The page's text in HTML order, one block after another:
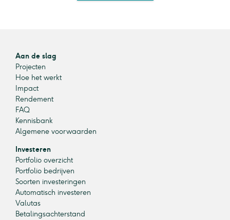
Aan de slag
Projecten
Hoe het werkt
Impact
Rendement
FAQ
Kennisbank
Algemene voorwaarden
Investeren
Portfolio overzicht
Portfolio bedrijven
Soorten investeringen
Automatisch investeren
Valutas
Betalingsachterstand